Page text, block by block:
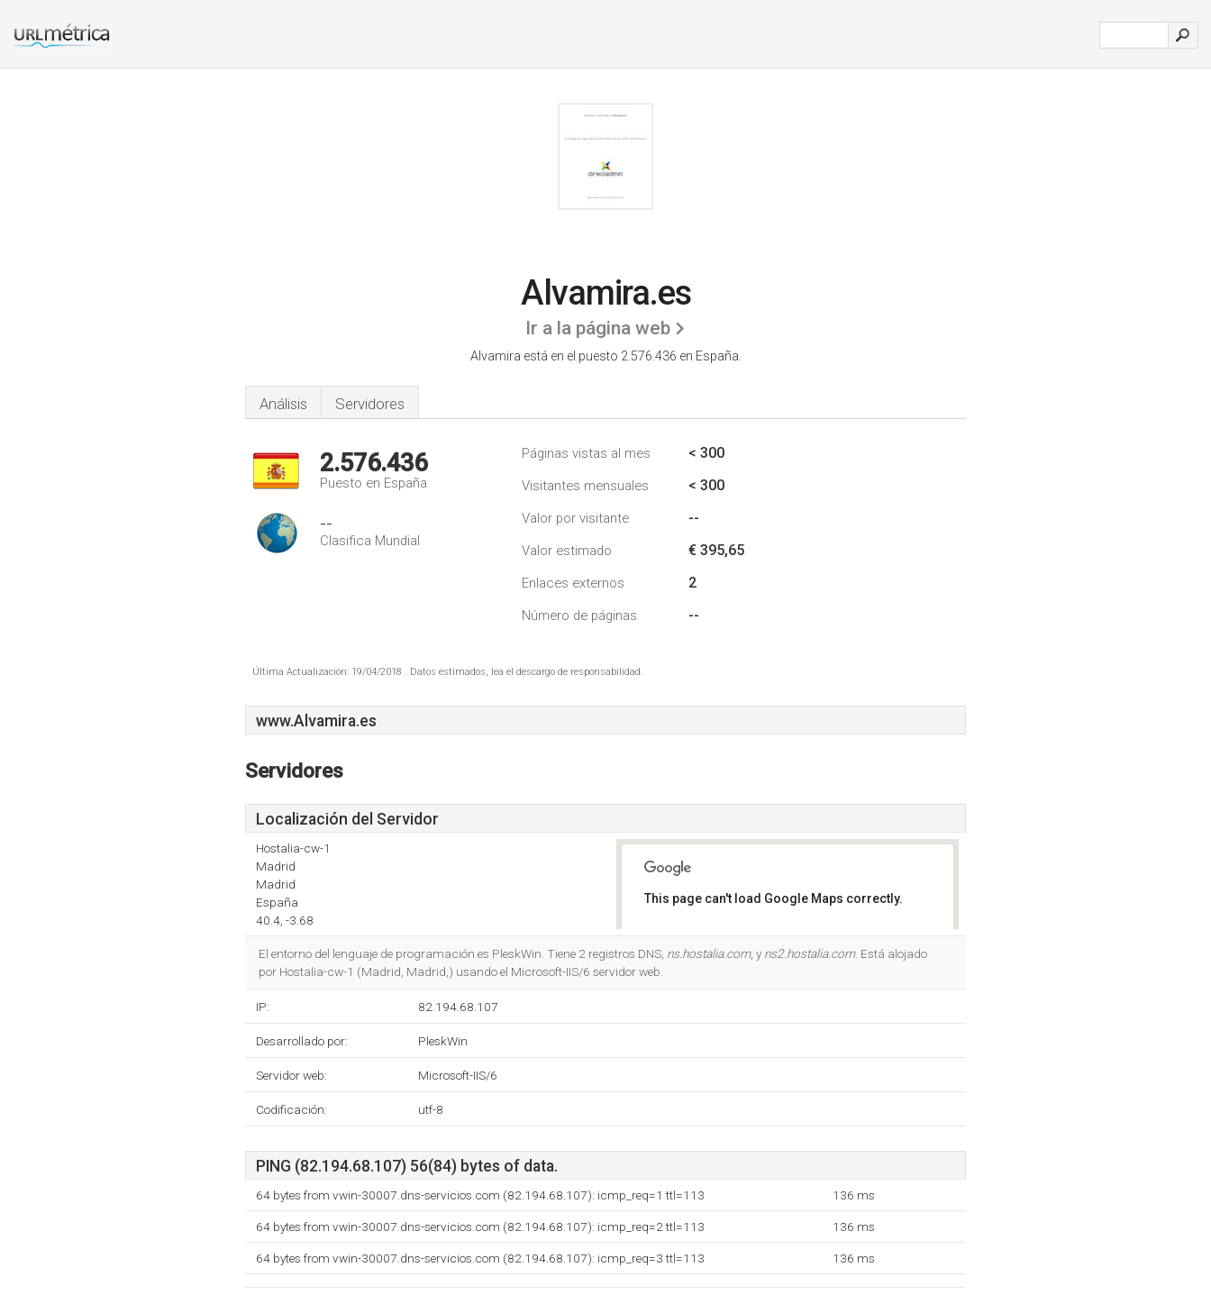
Alvamira.es
Ir a la página web
Alvamira está en el puesto 2.576.436 en España.
Análisis Servidores
2.576.436
Puesto en España
--
Clasifica Mundial
Páginas vistas al mes < 300
Visitantes mensuales < 300
Valor por visitante --
Valor estimado € 395,65
Enlaces externos 2
Número de páginas --
Última Actualización: 19/04/2018 . Datos estimados, lea el descargo de responsabilidad.
www.Alvamira.es
Servidores
Localización del Servidor
Hostalia-cw-1
Madrid
Madrid
España
40.4, -3.68
This page can't load Google Maps correctly.
El entorno del lenguaje de programación es PleskWin. Tiene 2 registros DNS, ns.hostalia.com, y ns2.hostalia.com. Está alojado
por Hostalia-cw-1 (Madrid, Madrid,) usando el Microsoft-IIS/6 servidor web.
IP: 82.194.68.107
Desarrollado por: PleskWin
Servidor web: Microsoft-IIS/6
Codificación: utf-8
PING (82.194.68.107) 56(84) bytes of data.
64 bytes from vwin-30007.dns-servicios.com (82.194.68.107): icmp_req=1 ttl=113 136 ms
64 bytes from vwin-30007.dns-servicios.com (82.194.68.107): icmp_req=2 ttl=113 136 ms
64 bytes from vwin-30007.dns-servicios.com (82.194.68.107): icmp_req=3 ttl=113 136 ms